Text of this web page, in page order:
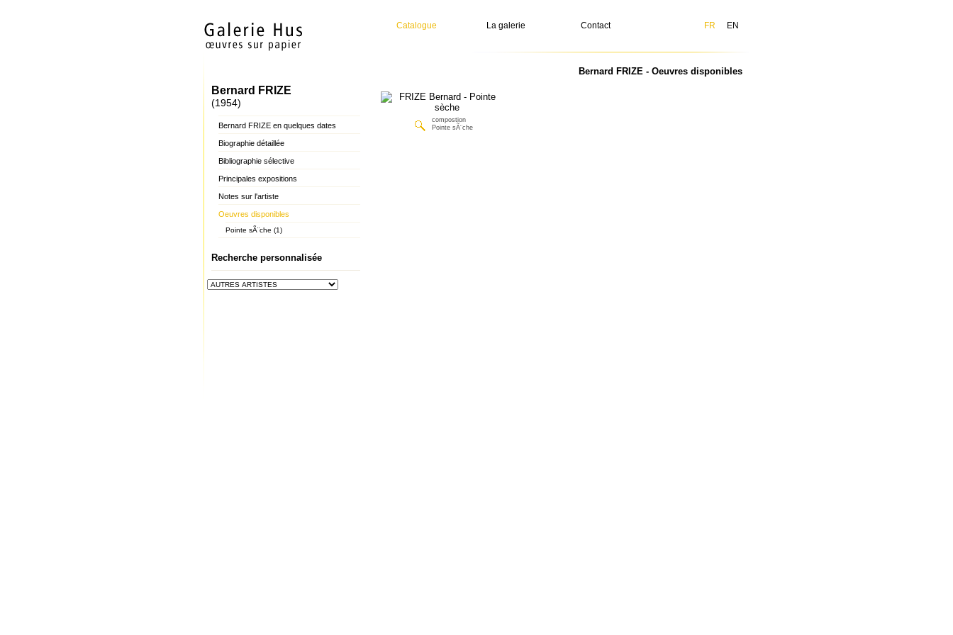
Catalogue La galerie Contact FR EN
Bernard FRIZE
(1954)
Bernard FRIZE en quelques dates
Biographie détaillée
Bibliographie sélective
Principales expositions
Notes sur l'artiste
Oeuvres disponibles
Pointe sÃ¨che (1)
Recherche personnalisée
Bernard FRIZE - Oeuvres disponibles
compostion
Pointe sÃ¨che